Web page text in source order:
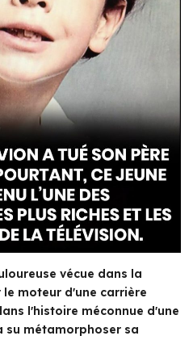
vécue dans la
moteur d'une carrière
l'histoire méconnue d'une
su métamorphoser sa